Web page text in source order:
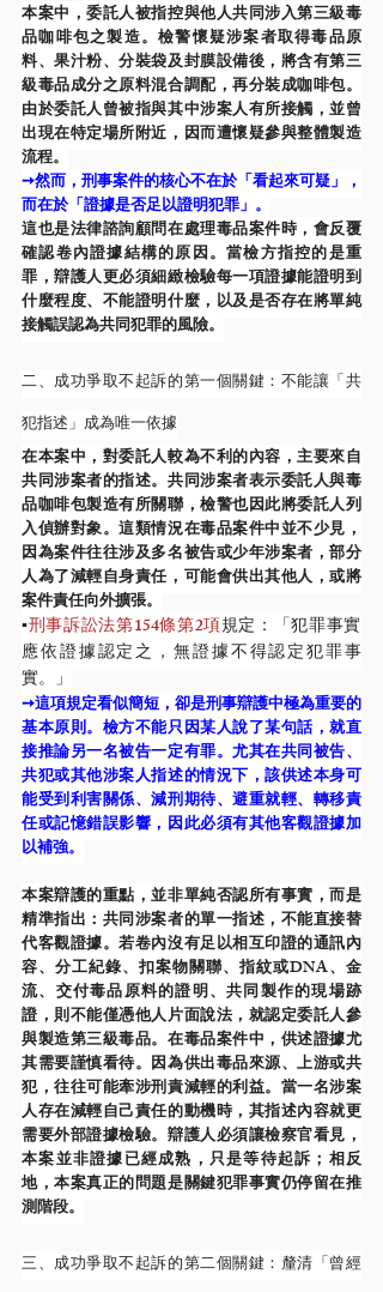
本案中，委託人被指控與他人共同涉入第三級毒
品咖啡包之製造。檢警懷疑涉案者取得毒品原
料、果汁粉、分裝袋及封膜設備後，將含有第三
級毒品成分之原料混合調配，再分裝成咖啡包。
由於委託人曾被指與其中涉案人有所接觸，並曾
出現在特定場所附近，因而遭懷疑參與整體製造
流程。
➙然而，刑事案件的核心不在於「看起來可疑」，
而在於「證據是否足以證明犯罪」。
這也是法律諮詢顧問在處理毒品案件時，會反覆
確認卷內證據結構的原因。當檢方指控的是重
罪，辯護人更必須細緻檢驗每一項證據能證明到
什麼程度、不能證明什麼，以及是否存在將單純
接觸誤認為共同犯罪的風險。
二、成功爭取不起訴的第一個關鍵：不能讓「共
犯指述」成為唯一依據
在本案中，對委託人較為不利的內容，主要來自
共同涉案者的指述。共同涉案者表示委託人與毒
品咖啡包製造有所關聯，檢警也因此將委託人列
入偵辦對象。這類情況在毒品案件中並不少見，
因為案件往往涉及多名被告或少年涉案者，部分
人為了減輕自身責任，可能會供出其他人，或將
案件責任向外擴張。
▪️刑事訴訟法第154條第2項規定：「犯罪事實
應依證據認定之，無證據不得認定犯罪事
實。」
➙這項規定看似簡短，卻是刑事辯護中極為重要的
基本原則。檢方不能只因某人說了某句話，就直
接推論另一名被告一定有罪。尤其在共同被告、
共犯或其他涉案人指述的情況下，該供述本身可
能受到利害關係、減刑期待、避重就輕、轉移責
任或記憶錯誤影響，因此必須有其他客觀證據加
以補強。
本案辯護的重點，並非單純否認所有事實，而是
精準指出：共同涉案者的單一指述，不能直接替
代客觀證據。若卷內沒有足以相互印證的通訊內
容、分工紀錄、扣案物關聯、指紋或DNA、金
流、交付毒品原料的證明、共同製作的現場跡
證，則不能僅憑他人片面說法，就認定委託人參
與製造第三級毒品。在毒品案件中，供述證據尤
其需要謹慎看待。因為供出毒品來源、上游或共
犯，往往可能牽涉刑責減輕的利益。當一名涉案
人存在減輕自己責任的動機時，其指述內容就更
需要外部證據檢驗。辯護人必須讓檢察官看見，
本案並非證據已經成熟，只是等待起訴；相反
地，本案真正的問題是關鍵犯罪事實仍停留在推
測階段。
三、成功爭取不起訴的第二個關鍵：釐清「曾經